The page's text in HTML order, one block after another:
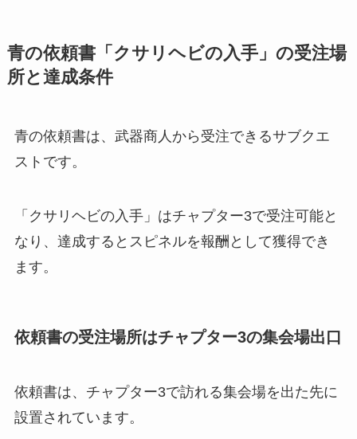
青の依頼書「クサリヘビの入手」の受注場
所と達成条件
青の依頼書は、武器商人から受注できるサブクエ
ストです。
「クサリヘビの入手」はチャプター3で受注可能と
なり、達成するとスピネルを報酬として獲得でき
ます。
依頼書の受注場所はチャプター3の集会場出口
依頼書は、チャプター3で訪れる集会場を出た先に
設置されています。